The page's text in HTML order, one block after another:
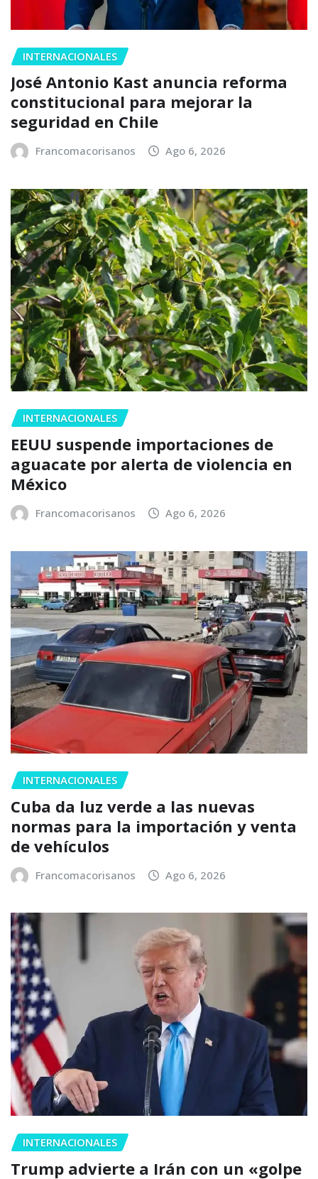
INTERNACIONALES
José Antonio Kast anuncia reforma
constitucional para mejorar la
seguridad en Chile
Francomacorisanos Ago 6, 2026
INTERNACIONALES
EEUU suspende importaciones de
aguacate por alerta de violencia en
México
Francomacorisanos Ago 6, 2026
INTERNACIONALES
Cuba da luz verde a las nuevas
normas para la importación y venta
de vehículos
Francomacorisanos Ago 6, 2026
INTERNACIONALES
Trump advierte a Irán con un «golpe